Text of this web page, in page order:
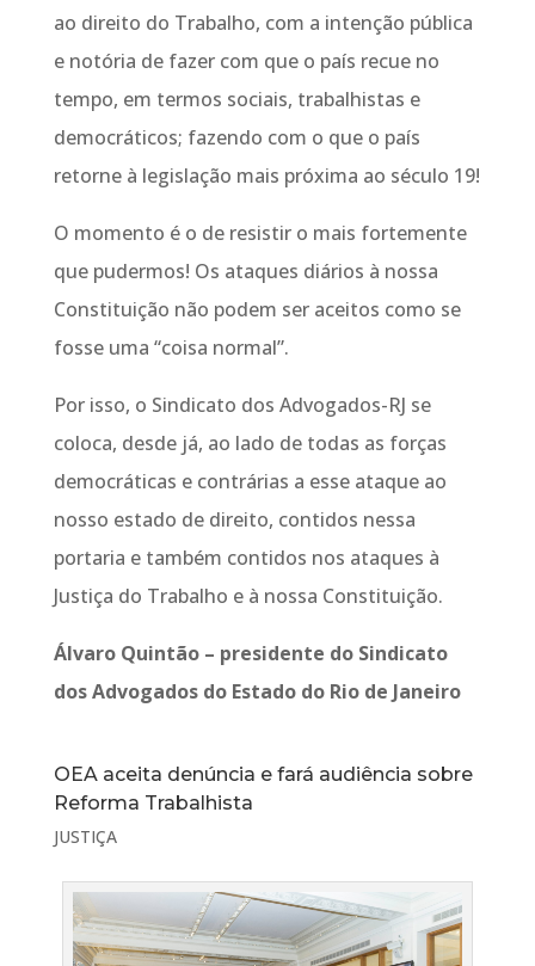
ao direito do Trabalho, com a intenção pública
e notória de fazer com que o país recue no
tempo, em termos sociais, trabalhistas e
democráticos; fazendo com o que o país
retorne à legislação mais próxima ao século 19!
O momento é o de resistir o mais fortemente
que pudermos! Os ataques diários à nossa
Constituição não podem ser aceitos como se
fosse uma “coisa normal”.
Por isso, o Sindicato dos Advogados-RJ se
coloca, desde já, ao lado de todas as forças
democráticas e contrárias a esse ataque ao
nosso estado de direito, contidos nessa
portaria e também contidos nos ataques à
Justiça do Trabalho e à nossa Constituição.
Álvaro Quintão – presidente do Sindicato
dos Advogados do Estado do Rio de Janeiro
OEA aceita denúncia e fará audiência sobre
Reforma Trabalhista
JUSTIÇA